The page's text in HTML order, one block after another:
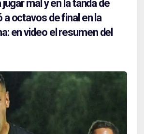
mal y en la tanda de
a octavos de final en la
en video el resumen del